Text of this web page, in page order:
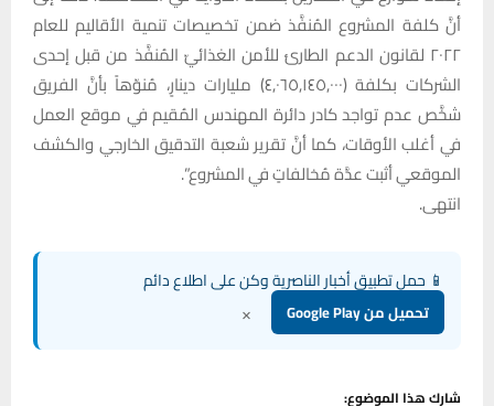
أنَّ كلفة المشروع المُنفَّذ ضمن تخصيصات تنمية الأقاليم للعام
٢٠٢٢ لقانون الدعم الطارئ للأمن الغذائيّ المُنفَّذ من قبل إحدى
الشركات بكلفة (٤,٠٦٥,١٤٥,٠٠٠) مليارات دينارٍ، مُنوّهاً بأنَّ الفريق
شخَّص عدم تواجد كادر دائرة المهندس المُقيم في موقع العمل
في أغلب الأوقات، كما أنَّ تقرير شعبة التدقيق الخارجي والكشف
الموقعي أثبت عدَّة مُخالفاتٍ في المشروع”.
انتهى.
📱 حمل تطبيق أخبار الناصرية وكن على اطلاع دائم
تحميل من Google Play ×
شارك هذا الموضوع: